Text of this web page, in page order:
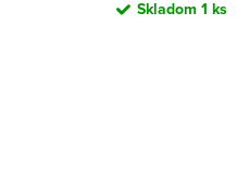
Skladom 1 ks